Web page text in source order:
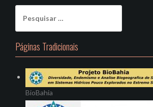
por:
Páginas Tradicionais
BioBahia